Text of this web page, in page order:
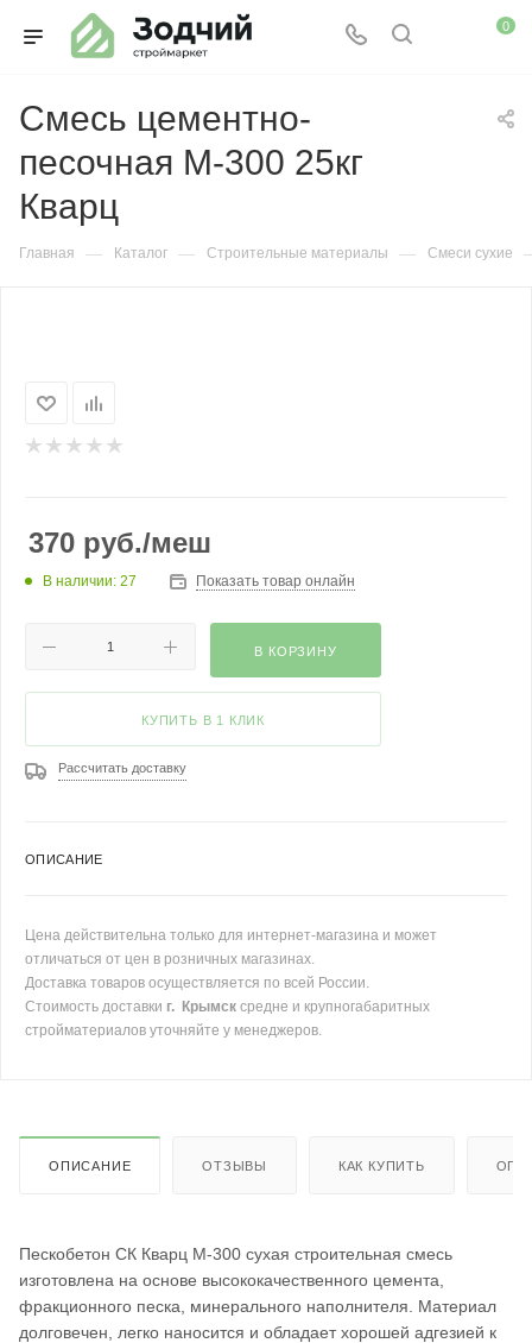
0
Смесь цементно-
песочная М-300 25кг
Кварц
Главная — Каталог — Строительные материалы — Смеси сухие
370 руб./меш
В наличии: 27 Показать товар онлайн
В КОРЗИНУ
КУПИТЬ В 1 КЛИК
Рассчитать доставку
ОПИСАНИЕ
Цена действительна только для интернет-магазина и может
отличаться от цен в розничных магазинах.
Доставка товаров осуществляется по всей России.
Стоимость доставки г. Крымск средне и крупногабаритных
стройматериалов уточняйте у менеджеров.
ОПИСАНИЕ ОТЗЫВЫ КАК КУПИТЬ
Пескобетон СК Кварц М-300 сухая строительная смесь
изготовлена на основе высококачественного цемента,
фракционного песка, минерального наполнителя. Материал
долговечен, легко наносится и обладает хорошей адгезией к